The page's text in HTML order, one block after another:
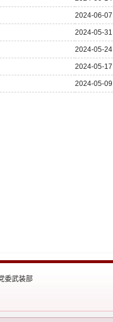
2024-06-07
2024-05-31
2024-05-24
2024-05-17
2024-05-09
委武装部